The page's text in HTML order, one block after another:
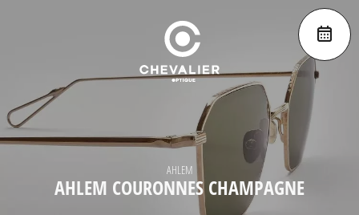
AHLEM
AHLEM COURONNES CHAMPAGNE